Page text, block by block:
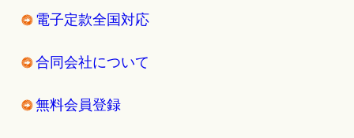
電子定款全国対応
合同会社について
無料会員登録